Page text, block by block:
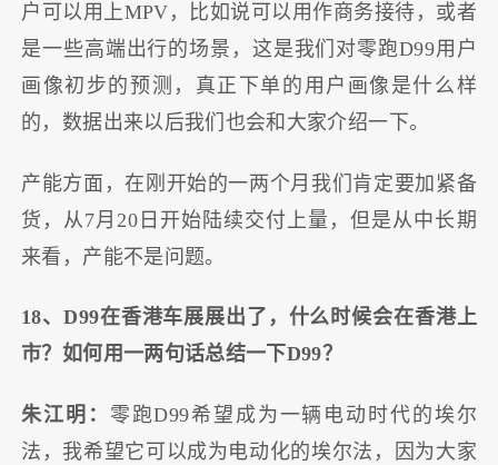
户可以用上MPV，比如说可以用作商务接待，或者
是一些高端出行的场景，这是我们对零跑D99用户
画像初步的预测，真正下单的用户画像是什么样
的，数据出来以后我们也会和大家介绍一下。
产能方面，在刚开始的一两个月我们肯定要加紧备
货，从7月20日开始陆续交付上量，但是从中长期
来看，产能不是问题。
18、D99在香港车展展出了，什么时候会在香港上
市？如何用一两句话总结一下D99？
朱江明： 零跑D99希望成为一辆电动时代的埃尔
法，我希望它可以成为电动化的埃尔法，因为大家